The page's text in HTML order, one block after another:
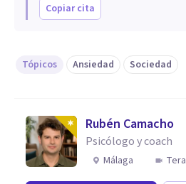
Copiar cita
Tópicos Ansiedad Sociedad
Rubén Camacho
Psicólogo y coach
Málaga